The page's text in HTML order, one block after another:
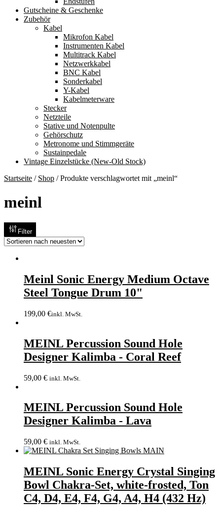
Gutscheine & Geschenke
Zubehör
Kabel
Mikrofon Kabel
Instrumenten Kabel
Multitrack Kabel
Netzwerkkabel
BNC Kabel
Sonderkabel
Y-Kabel
Kabelmeterware
Stecker
Netzteile
Stative und Notenpulte
Gehörschutz
Metronome und Stimmgeräte
Sustainpedale
Vintage Einzelstücke (New-Old Stock)
Startseite / Shop /Produkte verschlagwortet mit „meinl“
meinl
Filter
Meinl Sonic Energy Medium Octave
Steel Tongue Drum 10"
199,00 €inkl. MwSt.
MEINL Percussion Sound Hole
Designer Kalimba - Coral Reef
59,00 € inkl. MwSt.
MEINL Percussion Sound Hole
Designer Kalimba - Lava
59,00 € inkl. MwSt.
MEINL Sonic Energy Crystal Singing
Bowl Chakra-Set, white-frosted, Ton
C4, D4, E4, F4, G4, A4, H4 (432 Hz)